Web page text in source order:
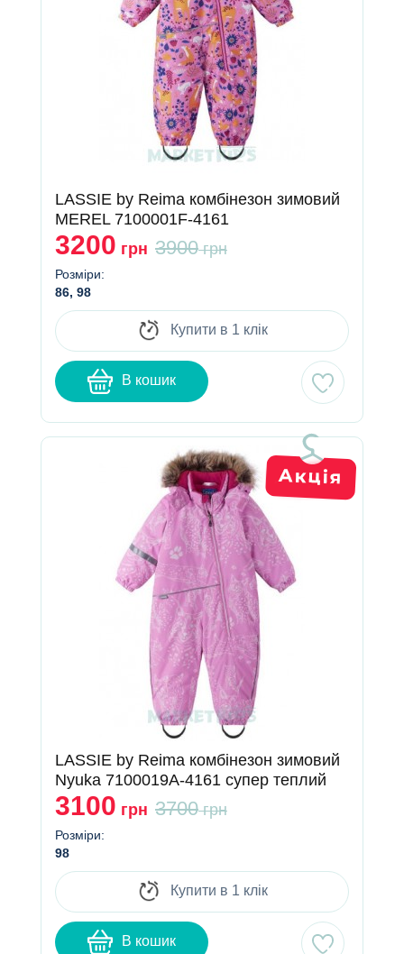
LASSIE by Reima комбінезон зимовий
MEREL 7100001F-4161
3200 грн 3900грн
Розміри:
86, 98
Купити в 1 клік
В кошик
LASSIE by Reima комбінезон зимовий
Nyuka 7100019A-4161 супер теплий
3100 грн 3700грн
Розміри:
98
Купити в 1 клік
В кошик